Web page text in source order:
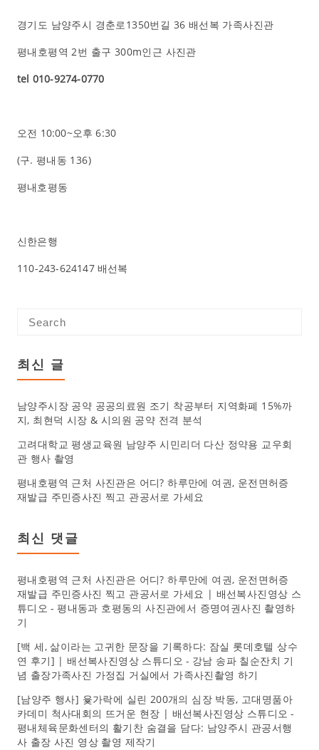
경기도 남양주시 경춘로1350번길 36 배선복 가족사진관
평내호평역 2번 출구 300m인근 사진관
tel 010-9274-0770
오전 10:00~오후 6:30
(구. 평내동 136)
평내호평동
신한은행
110-243-624147 배선복
최신 글
남양주시장 공약 공공의료원 조기 착공부터 지역화폐 15%까
지, 최현덕 시장 & 시의원 공약 전격 분석
고려대학교 평생교육원 남양주 시민리더 다산 정약용 교우회
관 행사 촬영
평내호평역 근처 사진관은 어디? 하루만에 여권, 운전면허증
재발급 주민증사진 찍고 관공서로 가세요
최신 댓글
평내호평역 근처 사진관은 어디? 하루만에 여권, 운전면허증
재발급 주민증사진 찍고 관공서로 가세요 | 배선복사진영상 스
튜디오 -평내동과 호평동의 사진관에서 증명여권사진 촬영하
기
[백 세, 삶이라는 고귀한 문장을 기록하다: 잠실 롯데호텔 상수
연 후기] | 배선복사진영상 스튜디오 - 강남 송파 칠순잔치 기
념 출장가족사진 가정집 거실에서 가족사진촬영 하기
[남양주 행사] 윷가락에 실린 200개의 심장 박동, 고대명품아
카데미 척사대회의 뜨거운 현장 | 배선복사진영상 스튜디오 -
평내체육문화센터의 활기찬 숨결을 담다: 남양주시 관공서행
사 출장 사진 영상 촬영 제작기